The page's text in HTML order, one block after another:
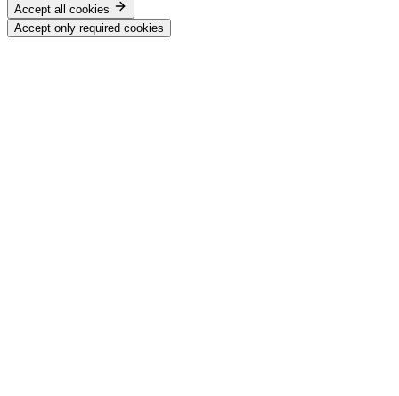
Accept all cookies
Accept only required cookies